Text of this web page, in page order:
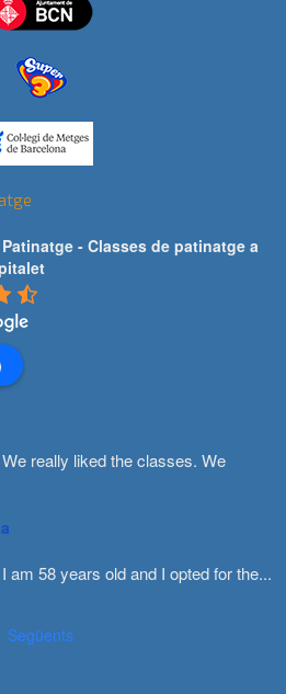
- Classes de patinatge a
We really liked the classes. We
I am 58 years old and I opted for the...
Següents